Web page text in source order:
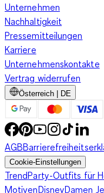
Unternehmen
Nachhaltigkeit
Pressemitteilungen
Karriere
Unternehmenskontakte
Vertrag widerrufen
Österreich | DE
AGB
Cookie-Einstellungen
TrendParty-Outfits für
MotivenDisneyDamen